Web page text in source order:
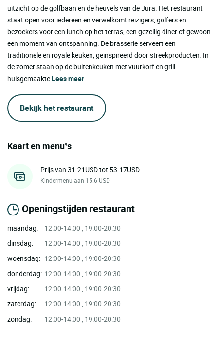
uitzicht op de golfbaan en de heuvels van de Jura. Het restaurant
staat open voor iedereen en verwelkomt reizigers, golfers en
bezoekers voor een lunch op het terras, een gezellig diner of gewoon
een moment van ontspanning. De brasserie serveert een
traditionele en royale keuken, geïnspireerd door streekproducten. In
de zomer staan op de buitenkeuken met vuurkorf en grill
huisgemaakteLees meer
Bekijk het restaurant
Kaart en menu’s
Prijs van 31.21USD tot 53.17USD
Kindermenu aan 15.6 USD
Openingstijden restaurant
maandag:
12:00-14:00 , 19:00-20:30
dinsdag:
12:00-14:00 , 19:00-20:30
woensdag: 12:00-14:00 , 19:00-20:30
donderdag: 12:00-14:00 , 19:00-20:30
vrijdag:
12:00-14:00 , 19:00-20:30
zaterdag:
12:00-14:00 , 19:00-20:30
zondag:
12:00-14:00 , 19:00-20:30